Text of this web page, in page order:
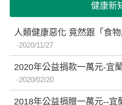
健康新
人類健康惡化 竟然跟「食
2020/11/27
2020年公益捐款一萬元-宜
2020/02/20
2018年公益捐贈一萬元--宜